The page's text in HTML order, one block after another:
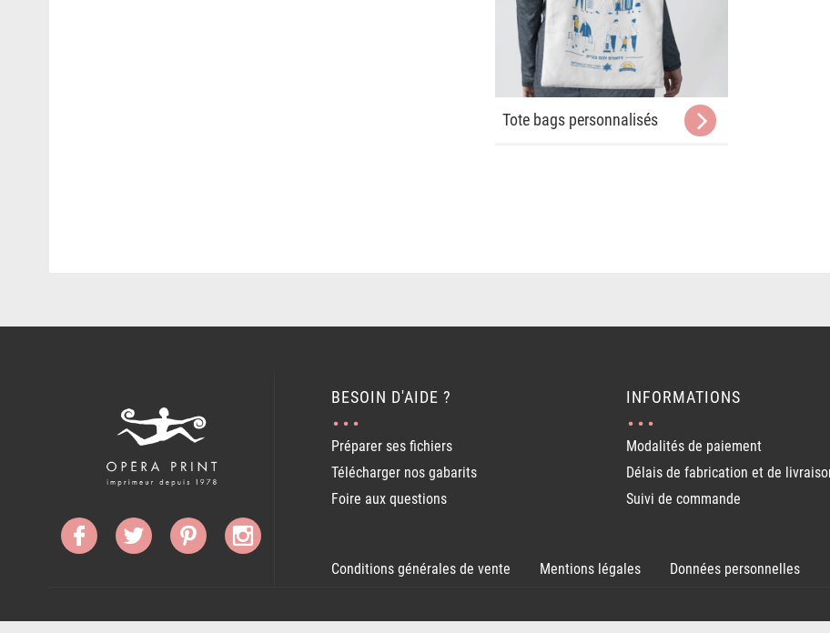
Tote bags personnalisés
BESOIN D'AIDE ?
Préparer ses fichiers
Télécharger nos gabarits
Foire aux questions
INFORMATIONS
Modalités de paiement
Délais de fabrication et de
Suivi de commande
Conditions générales de vente Mentions légales Données personnelles